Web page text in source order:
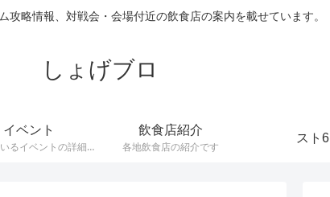
攻略情報、対戦会・会場付近の飲食店の案内を載せています。
しょげブロ
イベント
るイベントの詳細で
飲食店紹介
各地飲食店の紹介です
スト6